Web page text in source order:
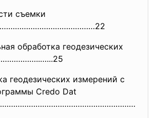
съемки
обработка геодезических
геодезических измерений с
Credo Dat